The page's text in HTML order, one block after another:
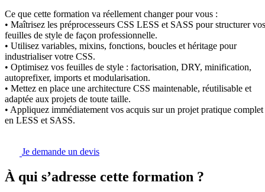
Ce que cette formation va réellement changer pour vous :
• Maîtrisez les préprocesseurs CSS LESS et SASS pour structurer vos
feuilles de style de façon professionnelle.
• Utilisez variables, mixins, fonctions, boucles et héritage pour
industrialiser votre CSS.
• Optimisez vos feuilles de style : factorisation, DRY, minification,
autoprefixer, imports et modularisation.
• Mettez en place une architecture CSS maintenable, réutilisable et
adaptée aux projets de toute taille.
• Appliquez immédiatement vos acquis sur un projet pratique complet
en LESS et SASS.
Je demande un devis
À qui s’adresse cette formation ?